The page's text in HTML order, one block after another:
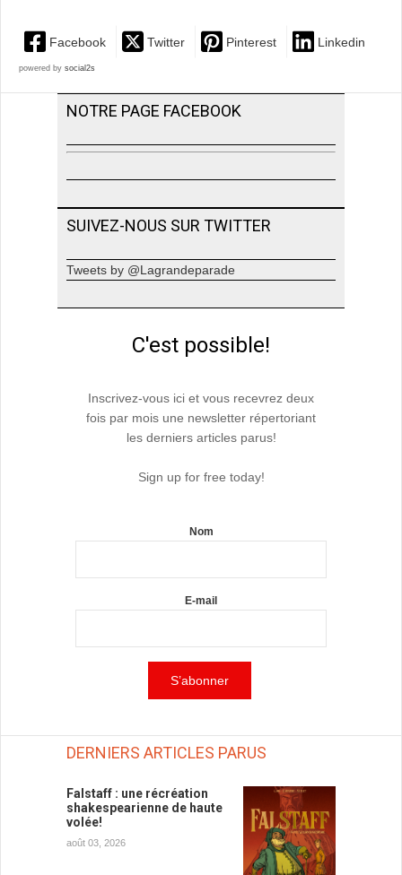
Facebook Twitter Pinterest Linkedin
powered by social2s
NOTRE PAGE FACEBOOK
SUIVEZ-NOUS SUR TWITTER
Tweets by @Lagrandeparade
C'est possible!
Inscrivez-vous ici et vous recevrez deux
fois par mois une newsletter répertoriant
les derniers articles parus!
Sign up for free today!
Nom
E-mail
DERNIERS ARTICLES PARUS
Falstaff : une récréation
shakespearienne de haute
volée!
août 03, 2026